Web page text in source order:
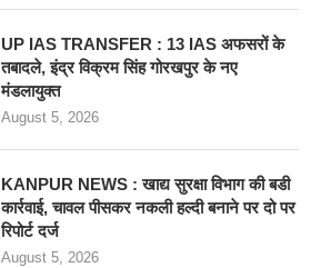
UP IAS TRANSFER : 13 IAS अफसरों के
तबादले, इंद्र विक्रम सिंह गोरखपुर के नए
मंडलायुक्त
August 5, 2026
KANPUR NEWS : खाद्य सुरक्षा विभाग की बडी
कार्रवाई, चावल पीसकर नकली हल्दी बनाने पर दो पर
रिपोर्ट दर्ज
August 5, 2026